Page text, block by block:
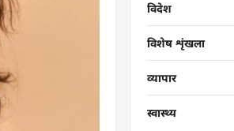
विदेश
विशेष शृंखला
व्यापार
स्वास्थ्य